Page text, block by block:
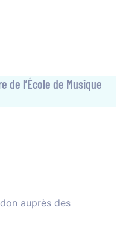
de l’École de Musique
auprès des